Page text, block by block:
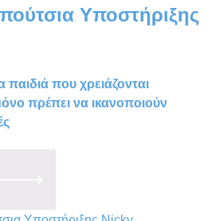
Υποστήριξης
παιδιά που χρειάζονται
πρέπει να ικανοποιούν